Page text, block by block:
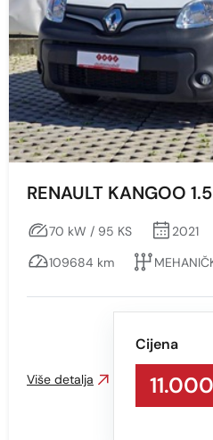
RENAULT KANGOO
70 kW / 95 KS 2021
109684 km
Cijena
Više detalja